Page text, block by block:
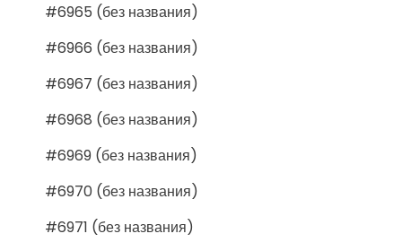
#6965 (без названия)
#6966 (без названия)
#6967 (без названия)
#6968 (без названия)
#6969 (без названия)
#6970 (без названия)
#6971 (без названия)